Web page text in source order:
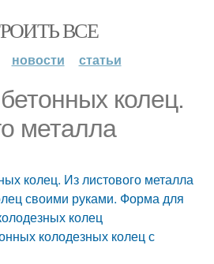
ВСЕ
новости статьи
колец.
металла
колец. Из листового металла
своими руками. Форма для
колец
колодезных колец с